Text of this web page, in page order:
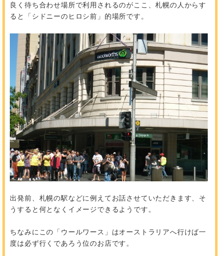
良く待ち合わせ場所で利用されるのがここ、札幌の人からす
ると「シドニーのヒロシ前」的場所です。
出発前、札幌の駅などに例えてお話させていただきます、そ
うすると何となくイメージできるようです。
ちなみにこの「ウールワース」はオーストラリアへ行けば一
度は必ず行くであろう位のお店です。